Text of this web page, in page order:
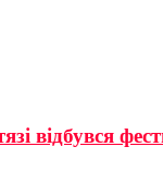
відбувся